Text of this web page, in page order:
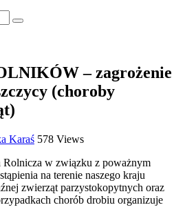
– zagrożenie
(choroby
Karaś 578 Views
Rolnicza w związku z poważnym
na terenie naszego kraju
zwierząt parzystokopytnych oraz
chorób drobiu organizuje